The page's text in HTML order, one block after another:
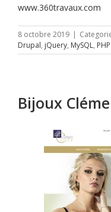
www.360travaux.com
8 octobre 2019 |
Drupal, jQuery, MySQL, PHP
Bijoux